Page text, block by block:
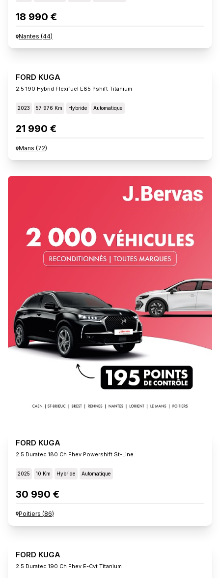
18 990 €
Nantes (44)
FORD KUGA
2.5 190 Hybrid Flexifuel E85 Pshift Titanium
2023 57 976 Km Hybride Automatique
21 990 €
Mans (72)
FORD KUGA
2.5 Duratec 180 Ch Fhev Powershift St-Line
2025 10 Km Hybride Automatique
30 990 €
Poitiers (86)
FORD KUGA
2.5 Duratec 190 Ch Fhev E-Cvt Titanium